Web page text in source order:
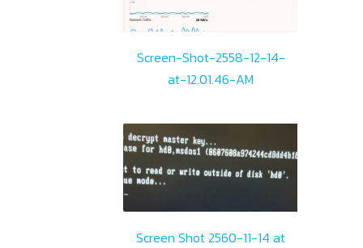
Screen-Shot-2558-12-14-
at-12.01.46-AM
Screen Shot 2560-11-14 at